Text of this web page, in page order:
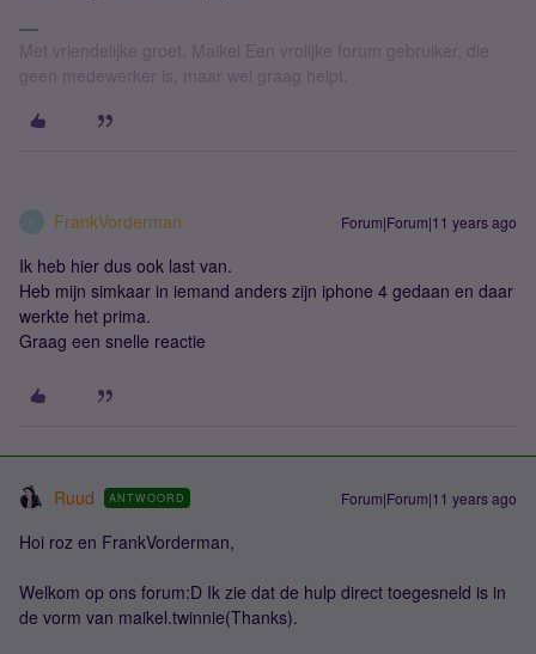
Met vriendelijke groet, Maikel Een vrolijke forum gebruiker, die
geen medewerker is, maar wel graag helpt.
FrankVorderman Forum|Forum|11 years ago
Ik heb hier dus ook last van.
Heb mijn simkaar in iemand anders zijn iphone 4 gedaan en daar
werkte het prima.
Graag een snelle reactie
Ruud ANTWOORD Forum|Forum|11 years ago
Hoi roz en FrankVorderman,
Welkom op ons forum:D Ik zie dat de hulp direct toegesneld is in
de vorm van maikel.twinnie(Thanks).